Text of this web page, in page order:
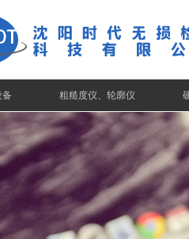
备 粗糙度仪、轮廓仪